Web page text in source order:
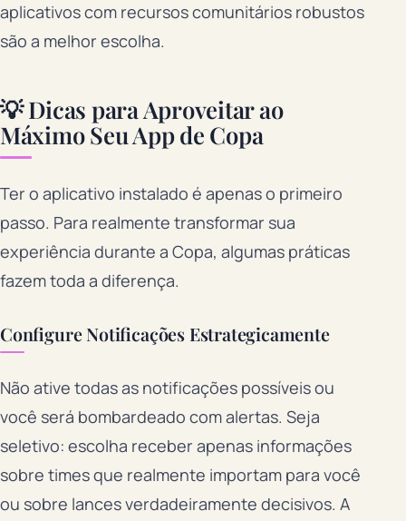
aplicativos com recursos comunitários robustos
são a melhor escolha.
💡 Dicas para Aproveitar ao
Máximo Seu App de Copa
Ter o aplicativo instalado é apenas o primeiro
passo. Para realmente transformar sua
experiência durante a Copa, algumas práticas
fazem toda a diferença.
Configure Notificações Estrategicamente
Não ative todas as notificações possíveis ou
você será bombardeado com alertas. Seja
seletivo: escolha receber apenas informações
sobre times que realmente importam para você
ou sobre lances verdadeiramente decisivos. A